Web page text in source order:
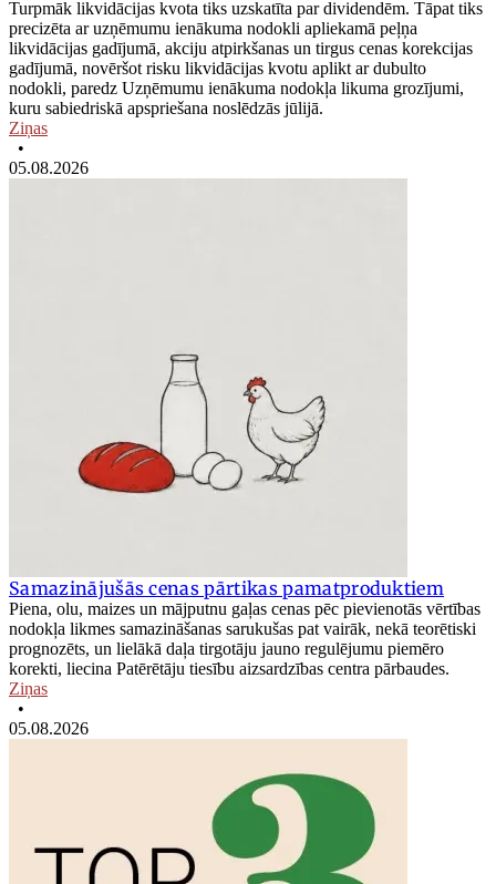
Turpmāk likvidācijas kvota tiks uzskatīta par dividendēm. Tāpat tiks
precizēta ar uzņēmumu ienākuma nodokli apliekamā peļņa
likvidācijas gadījumā, akciju atpirkšanas un tirgus cenas korekcijas
gadījumā, novēršot risku likvidācijas kvotu aplikt ar dubulto
nodokli, paredz Uzņēmumu ienākuma nodokļa likuma grozījumi,
kuru sabiedriskā apspriešana noslēdzās jūlijā.
Ziņas
•
05.08.2026
Samazinājušās cenas pārtikas pamatproduktiem
Piena, olu, maizes un mājputnu gaļas cenas pēc pievienotās vērtības
nodokļa likmes samazināšanas sarukušas pat vairāk, nekā teorētiski
prognozēts, un lielākā daļa tirgotāju jauno regulējumu piemēro
korekti, liecina Patērētāju tiesību aizsardzības centra pārbaudes.
Ziņas
•
05.08.2026